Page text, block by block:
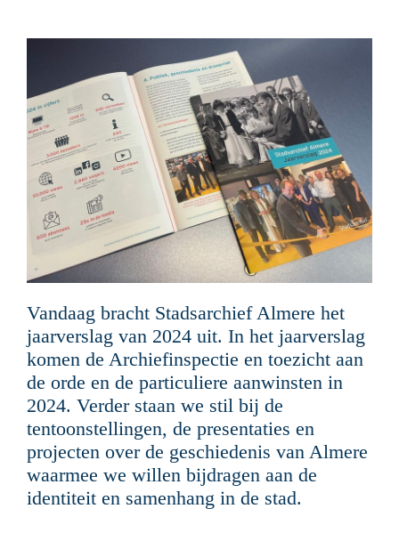
Vandaag bracht Stadsarchief Almere het
jaarverslag van 2024 uit. In het jaarverslag
komen de Archiefinspectie en toezicht aan
de orde en de particuliere aanwinsten in
2024. Verder staan we stil bij de
tentoonstellingen, de presentaties en
projecten over de geschiedenis van Almere
waarmee we willen bijdragen aan de
identiteit en samenhang in de stad.